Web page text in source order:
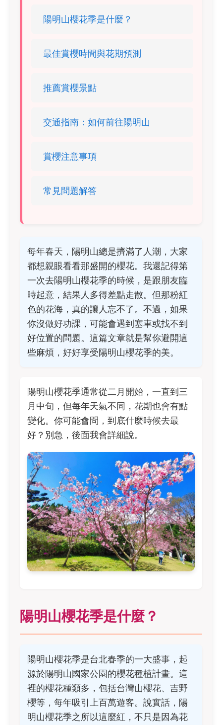
陽明山櫻花季是什麼？
最佳賞櫻時間與花期預測
推薦賞櫻景點
交通指南：如何前往陽明山
賞櫻注意事項
常見問題解答
每年春天，陽明山總是擠滿了人潮，大家
都想親眼看看那盛開的櫻花。我還記得第
一次去陽明山櫻花季的時候，是跟朋友臨
時起意，結果人多得差點走散。但那粉紅
色的花海，真的讓人忘不了。不過，如果
你沒做好功課，可能會遇到塞車或找不到
好位置的問題。這篇文章就是幫你避開這
些麻煩，好好享受陽明山櫻花季的美。
陽明山櫻花季通常從二月開始，一直到三
月中旬，但每年天氣不同，花期也會有點
變化。你可能會問，到底什麼時候去最
好？別急，後面我會詳細說。
陽明山櫻花季是什麼？
陽明山櫻花季是台北春季的一大盛事，起
源於陽明山國家公園的櫻花種植計畫。這
裡的櫻花種類多，包括台灣山櫻花、吉野
櫻等，每年吸引上百萬遊客。說實話，陽
明山櫻花季之所以這麼紅，不只是因為花